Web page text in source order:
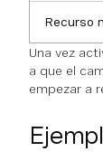
Recurso
Una vez
a que el
empezar a